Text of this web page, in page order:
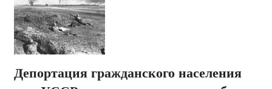
Депортация гражданского населения